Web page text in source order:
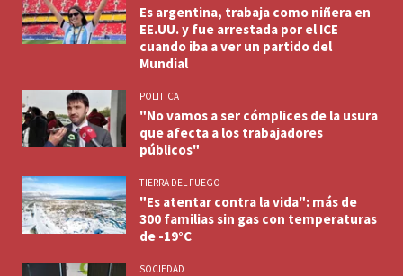
Es argentina, trabaja como niñera en
EE.UU. y fue arrestada por el ICE
cuando iba a ver un partido del
Mundial
POLITICA
"No vamos a ser cómplices de la usura
que afecta a los trabajadores
públicos"
TIERRA DEL FUEGO
"Es atentar contra la vida": más de
300 familias sin gas con temperaturas
de -19°C
SOCIEDAD